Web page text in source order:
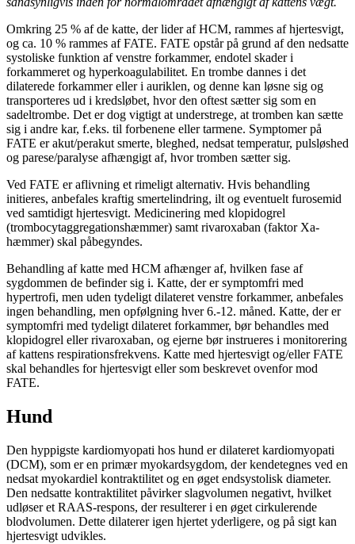
Omkring 25 % af de katte, der lider af HCM, rammes af hjertesvigt,
og ca. 10 % rammes af FATE. FATE opstår på grund af den nedsatte
systoliske funktion af venstre forkammer, endotel skader i
forkammeret og hyperkoagulabilitet. En trombe dannes i det
dilaterede forkammer eller i auriklen, og denne kan løsne sig og
transporteres ud i kredsløbet, hvor den oftest sætter sig som en
sadeltrombe. Det er dog vigtigt at understrege, at tromben kan sætte
sig i andre kar, f.eks. til forbenene eller tarmene. Symptomer på
FATE er akut/perakut smerte, bleghed, nedsat temperatur, pulsløshed
og parese/paralyse afhængigt af, hvor tromben sætter sig.
Ved FATE er aflivning et rimeligt alternativ. Hvis behandling
initieres, anbefales kraftig smertelindring, ilt og eventuelt furosemid
ved samtidigt hjertesvigt. Medicinering med klopidogrel
(trombocytaggregationshæmmer) samt rivaroxaban (faktor Xa-
hæmmer) skal påbegyndes.
Behandling af katte med HCM afhænger af, hvilken fase af
sygdommen de befinder sig i. Katte, der er symptomfri med
hypertrofi, men uden tydeligt dilateret venstre forkammer, anbefales
ingen behandling, men opfølgning hver 6.-12. måned. Katte, der er
symptomfri med tydeligt dilateret forkammer, bør behandles med
klopidogrel eller rivaroxaban, og ejerne bør instrueres i monitorering
af kattens respirationsfrekvens. Katte med hjertesvigt og/eller FATE
skal behandles for hjertesvigt eller som beskrevet ovenfor mod
FATE.
Hund
Den hyppigste kardiomyopati hos hund er dilateret kardiomyopati
(DCM), som er en primær myokardsygdom, der kendetegnes ved en
nedsat myokardiel kontraktilitet og en øget endsystolisk diameter.
Den nedsatte kontraktilitet påvirker slagvolumen negativt, hvilket
udløser et RAAS-respons, der resulterer i en øget cirkulerende
blodvolumen. Dette dilaterer igen hjertet yderligere, og på sigt kan
hjertesvigt udvikles.